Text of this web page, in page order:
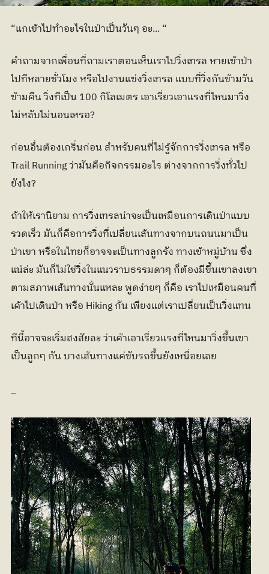
“แกเข้าไปทำอะไรในป่าเป็นวันๆ อะ... “
คำถามจากเพื่อนที่ถามเราตอนเห็นเราไปวิ่งเทรล หายเข้าป่า
ไปทีหลายชั่วโมง หรือไปงานแข่งวิ่งเทรล แบบที่วิ่งกันข้ามวัน
ข้ามคืน วิ่งทีเป็น 100 กิโลเมตร เอาเรี่ยวเอาแรงที่ไหนมาวิ่ง
ไม่หลับไม่นอนเหรอ?
ก่อนอื่นต้องเกริ่นก่อน สำหรับคนที่ไม่รู้จักการวิ่งเทรล หรือ
Trail Running ว่ามันคือกิจกรรมอะไร ต่างจากการวิ่งทั่วไป
ยังไง?
ถ้าให้เรานิยาม การวิ่งเทรลน่าจะเป็นเหมือนการเดินป่าแบบ
รวดเร็ว มันก็คือการวิ่งที่เปลี่ยนเส้นทางจากบนถนนมาเป็น
ป่าเขา หรือในไทยก็อาจจะเป็นทางลูกรัง ทางเข้าหมู่บ้าน ซึ่ง
แน่ล่ะ มันก็ไม่ใช่วิ่งในแนวราบธรรมดาๆ ก็ต้องมีขึ้นเขาลงเขา
ตามสภาพเส้นทางนั่นแหละ พูดง่ายๆ ก็คือ เราไปเหมือนคนที่
เค้าไปเดินป่า หรือ Hiking กัน เพียงแต่เราเปลี่ยนเป็นวิ่งแทน
ทีนี้อาจจะเริ่มสงสัยละ ว่าเค้าเอาเรี่ยวแรงที่ไหนมาวิ่งขึ้นเขา
เป็นลูกๆ กัน บางเส้นทางแค่ขับรถขึ้นยังเหนื่อยเลย
_